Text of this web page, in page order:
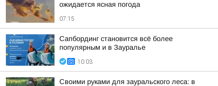
ожидается ясная погода
07:15
Сапбординг становится всё более
популярным и в Зауралье
10:03
Своими руками для зауральского леса: в